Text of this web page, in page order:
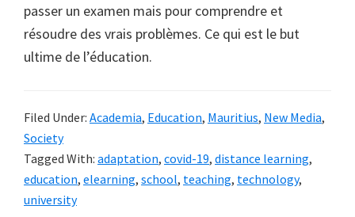
passer un examen mais pour comprendre et
résoudre des vrais problèmes. Ce qui est le but
ultime de l’éducation.
Filed Under: Academia, Education, Mauritius, New Media,
Society
Tagged With: adaptation, covid-19, distance learning,
education, elearning, school, teaching, technology,
university